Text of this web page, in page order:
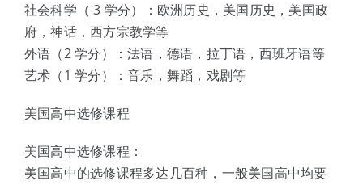
社会科学（ 3 学分）：欧洲历史，美国历史，美国政
府，神话，西方宗教学等
外语（2 学分）：法语，德语，拉丁语，西班牙语等
艺术（1 学分）：音乐，舞蹈，戏剧等
美国高中选修课程
美国高中选修课程：
美国高中的选修课程多达几百种，一般美国高中均要